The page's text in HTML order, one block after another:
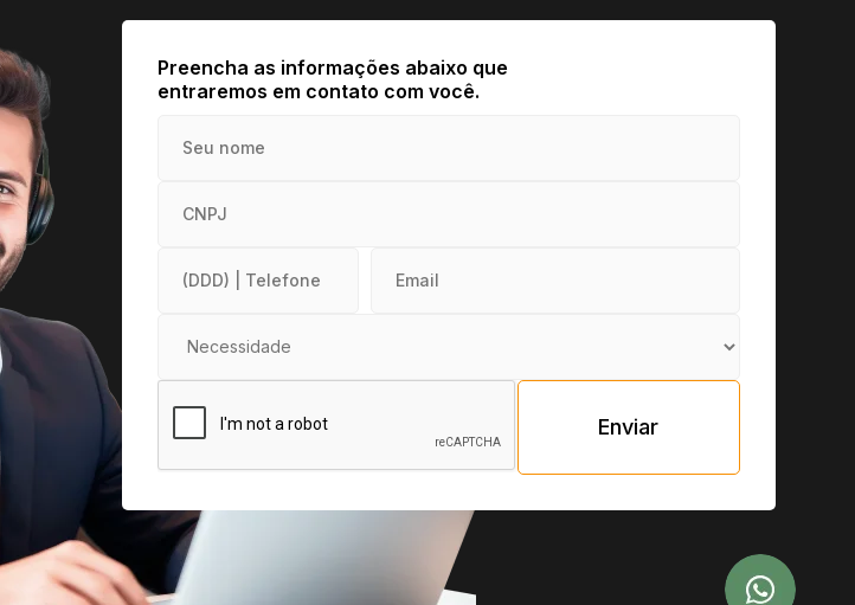
Preencha as informações abaixo que
entraremos em contato com você.
Enviar